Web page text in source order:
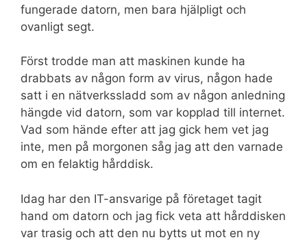
fungerade datorn, men bara hjälpligt och
ovanligt segt.
Först trodde man att maskinen kunde ha
drabbats av någon form av virus, någon hade
satt i en nätverkssladd som av någon anledning
hängde vid datorn, som var kopplad till internet.
Vad som hände efter att jag gick hem vet jag
inte, men på morgonen såg jag att den varnade
om en felaktig hårddisk.
Idag har den IT-ansvarige på företaget tagit
hand om datorn och jag fick veta att hårddisken
var trasig och att den nu bytts ut mot en ny